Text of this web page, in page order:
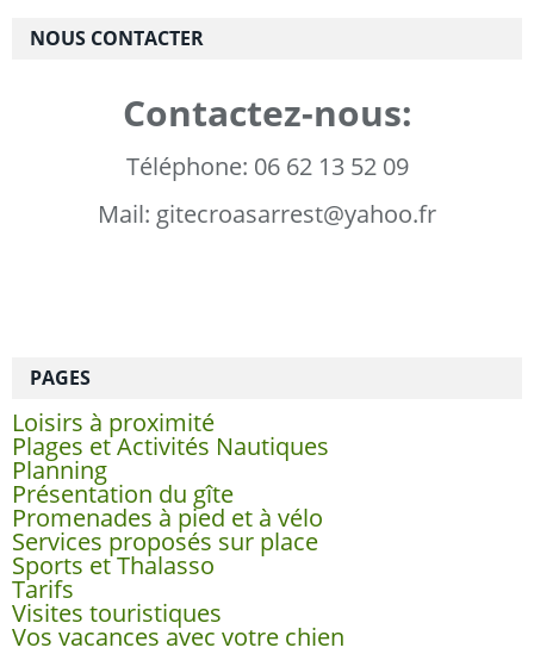
PAGES
Loisirs à proximité
Plages et Activités Nautiques
Planning
Présentation du gîte
Promenades à pied et à vélo
Services proposés sur place
Sports et Thalasso
Tarifs
Visites touristiques
Vos vacances avec votre chien
NOUS CONTACTER
Contactez-nous:
Téléphone: 06 62 13 52 09
Mail: gitecroasarrest@yahoo.fr